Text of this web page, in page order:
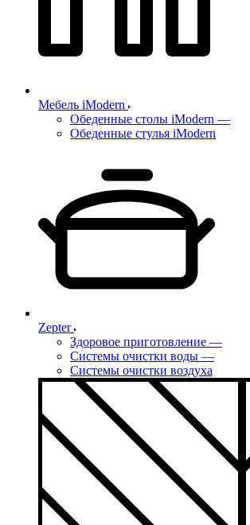
Мебель iModern
Обеденные столы iModern —
Обеденные стулья iModern
Zepter
Здоровое приготовление —
Системы очистки воды —
Системы очистки воздуха